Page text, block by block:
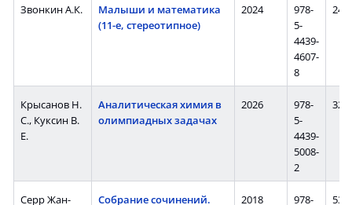
Звонкин А.К.
Малыши и математика
(11-е, стереотипное)
2024
978-
5-
4439-
4607-
8
240
Крысанов Н.
С., Куксин В.
Е.
Аналитическая химия в
олимпиадных задачах
2026
978-
5-
4439-
5008-
2
320
Серр Жан- Собрание сочинений. 2018 978- 536